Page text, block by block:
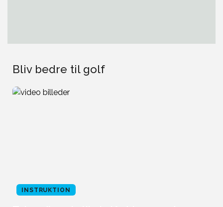
Bliv bedre til golf
INSTRUKTION